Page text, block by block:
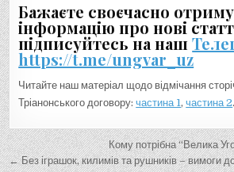
Бажаєте своєчасно
інформацію про нові
підписуйтесь на наш
https://t.me/ungvar_uz
Читайте наш матеріал щодо відмічання
Тріанонського договору:частина 1,частина 2.
Н
Кому потрібна “Велика
← Без іграшок, килимів та рушників – вимоги